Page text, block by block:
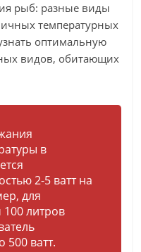
рыб: разные виды
температурных
оптимальную
видов, обитающих
в
2-5 ватт на
для
литров
ватт.